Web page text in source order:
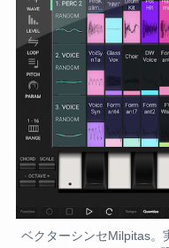
ベクターシンセMilpitas。